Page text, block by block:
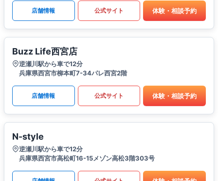
店舗情報 公式サイト 体験・相談予約
Buzz Life西宮店
逆瀬川駅から車で12分
兵庫県西宮市柳本町7-34パレ西宮2階
店舗情報 公式サイト 体験・相談予約
N-style
逆瀬川駅から車で12分
兵庫県西宮市高松町16-15メゾン高松3階303号